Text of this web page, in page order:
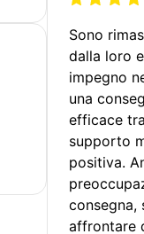
Sono
dalla loro
impegno
una
efficace
supporto
positiva.
consegna,
affrontare